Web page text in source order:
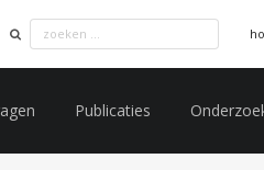
Publicaties